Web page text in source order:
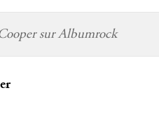
sur Albumrock